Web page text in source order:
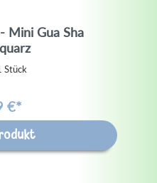
Mini Gua Sha
Stück
€*